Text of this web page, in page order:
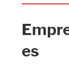
es